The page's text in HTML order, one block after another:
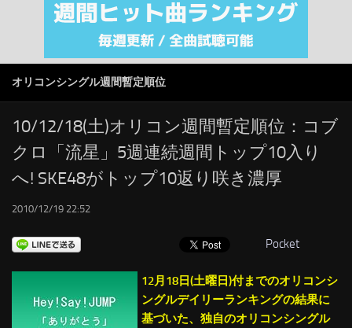
オリジナルiTunes週間トップソング
RSS
LINKS
オリコンシングル週間暫定順位
10/12/18(土)オリコン週間暫定順位：コブ
クロ「流星」5週連続週間トップ10入り
へ! SKE48がトップ10返り咲き濃厚
2010/12/19 22:52
Pocket
12月18日(土曜日)付までのオリコンシ
ングルデイリーランキングの結果に
基づいた、独自のオリコンシングル